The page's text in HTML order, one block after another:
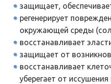
защищает,
регенерирует
окружающей среды
восстанавливает
защищает от
восстанавливает
уберегает от иссушения